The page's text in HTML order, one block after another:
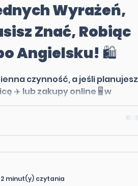
Wyrażeń,
Znać, Robiąc
Angielsku! 🛍️
czynność, a jeśli planujesz
✈️ lub zakupy online 🖥️ w
sklepach, warto znać kilka...
2 minut(y) czytania